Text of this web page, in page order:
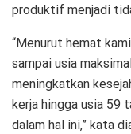
produktif menjadi
“Menurut hemat
sampai usia
meningkatkan
kerja hingga usia 59
dalam hal ini,” kata